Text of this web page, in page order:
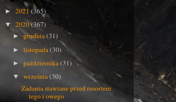
► 2021(365)
▼ 2020(367)
► grudnia(31)
►listopada(30)
►października(31)
▼września(30)
Zadania stawiane przed resortem
tego i owego